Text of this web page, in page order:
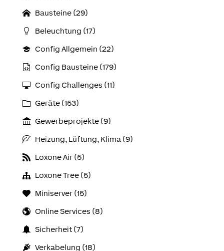
Bausteine (29)
Beleuchtung (17)
Config Allgemein (22)
Config Bausteine (179)
Config Challenges (11)
Geräte (153)
Gewerbeprojekte (9)
Heizung, Lüftung, Klima (9)
Loxone Air (5)
Loxone Tree (5)
Miniserver (15)
Online Services (8)
Sicherheit (7)
Verkabelung (18)